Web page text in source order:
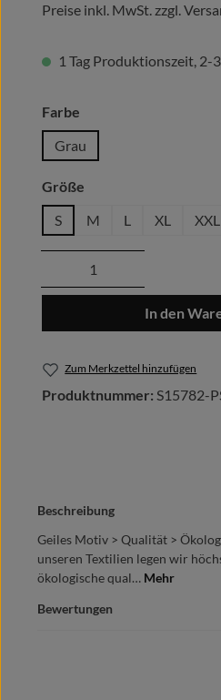
Preise inkl. MwSt. zzgl.
1 Tag Produktionszeit, 2-
Farbe
Grau
Größe
S
M L XL XXL
Produkt Anzahl:
In den
Zum Merkzettel hinzufügen
Produktnummer: S15782-
Beschreibung
Geiles Motiv > Qualität >
unseren Textilien legen wir
ökologische qual… Mehr
Bewertungen